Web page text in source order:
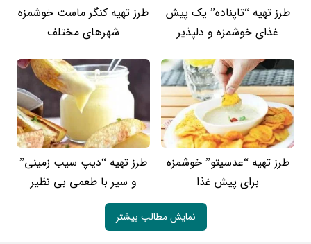
طرز تهیه “تاپناده” یک پیش
غذای خوشمزه و دلپذیر
طرز تهیه کنگر ماست خوشمزه
شهرهای مختلف
طرز تهیه “عدسیتو” خوشمزه
برای پیش غذا
طرز تهیه “دیپ سیب زمینی”
و سیر با طعمی بی نظیر
نمایش مطالب بیشتر